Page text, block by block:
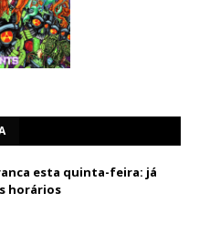
esta quinta-feira: já
horários